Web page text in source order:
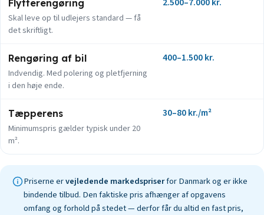
Flytterengøring
Skal leve op til udlejers standard — få
det skriftligt.
Rengøring af bil
Indvendig. Med polering og pletfjerning
i den høje ende.
400–1.500 kr.
Tæpperens
Minimumspris gælder typisk under 20
m².
30–80 kr./m²
Priserne ervejledende markedspriserfor Danmark og er ikke
bindende tilbud. Den faktiske pris afhænger af opgavens
omfang og forhold på stedet — derfor får du altid en fast pris,